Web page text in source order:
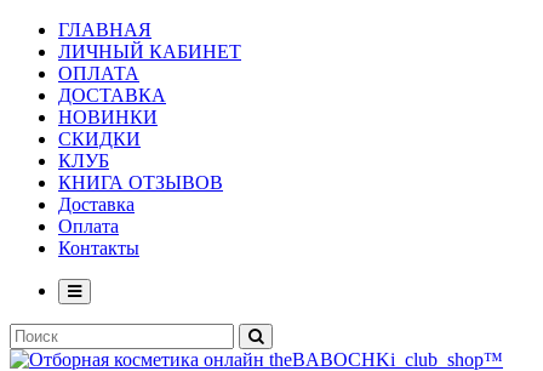
ГЛАВНАЯ
ЛИЧНЫЙ КАБИНЕТ
ОПЛАТА
ДОСТАВКА
НОВИНКИ
СКИДКИ
КЛУБ
КНИГА ОТЗЫВОВ
Доставка
Оплата
Контакты